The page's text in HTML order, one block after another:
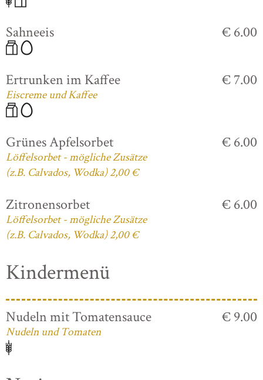
Sahneeis € 6.00
Ertrunken im Kaffee
Eiscreme und Kaffee
€ 7.00
Grünes Apfelsorbet
Löffelsorbet - mögliche Zusätze
(z.B. Calvados, Wodka) 2,00 €
€ 6.00
Zitronensorbet
Löffelsorbet - mögliche Zusätze
(z.B. Calvados, Wodka) 2,00 €
€ 6.00
Kindermenü
Nudeln mit Tomatensauce
Nudeln und Tomaten
€ 9.00